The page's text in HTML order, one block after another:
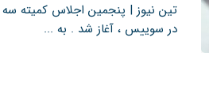
در سوییس ، آغاز شد . به ...